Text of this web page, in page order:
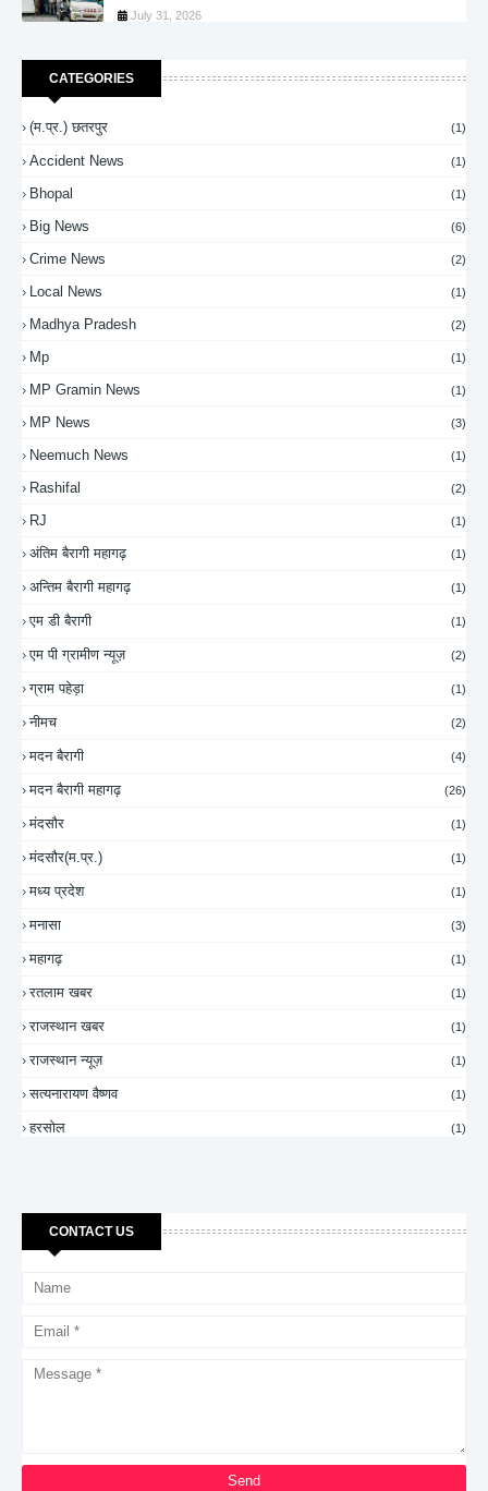
July 31, 2026
CATEGORIES
(म.प्र.) छतरपुर (1)
Accident News (1)
Bhopal (1)
Big News (6)
Crime News (2)
Local News (1)
Madhya Pradesh (2)
Mp (1)
MP Gramin News (1)
MP News (3)
Neemuch News (1)
Rashifal (2)
RJ (1)
अंतिम बैरागी महागढ़ (1)
अन्तिम बैरागी महागढ़ (1)
एम डी बैरागी (1)
एम पी ग्रामीण न्यूज़ (2)
ग्राम पहेड़ा (1)
नीमच (2)
मदन बैरागी (4)
मदन बैरागी महागढ़ (26)
मंदसौर (1)
मंदसौर(म.प्र.) (1)
मध्य प्रदेश (1)
मनासा (3)
महागढ़ (1)
रतलाम खबर (1)
राजस्थान खबर (1)
राजस्थान न्यूज़ (1)
सत्यनारायण वैष्णव (1)
हरसोल (1)
CONTACT US